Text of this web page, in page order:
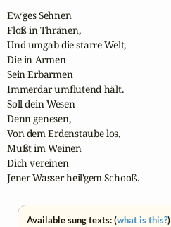
Ew'ges Sehnen
Floß in Thränen,
Und umgab die starre Welt,
Die in Armen
Sein Erbarmen
Immerdar umflutend hält.
Soll dein Wesen
Denn genesen,
Von dem Erdenstaube los,
Mußt im Weinen
Dich vereinen
Jener Wasser heil'gem Schooß.
Available sung texts: (what is this?)